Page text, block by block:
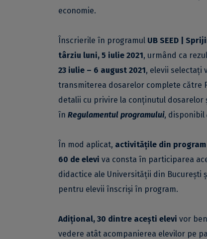
economie.
Înscrierile în programul UB SEED |
târziu luni, 5 iulie 2021, urmând ca
23 iulie – 6 august 2021, elevii selectați
transmiterea dosarelor complete către
detalii cu privire la conținutul
în Regulamentul programului, disponibil
În mod aplicat, activitățile din program
60 de elevi va consta în participarea
didactice ale Universității din București
pentru elevii înscriși în program.
Adițional, 30 dintre acești elevi vor
vedere atât acompanierea elevilor pe